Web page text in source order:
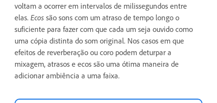
voltam a ocorrer em intervalos de milissegundos entre
elas. Ecos são sons com um atraso de tempo longo o
suficiente para fazer com que cada um seja ouvido como
uma cópia distinta do som original. Nos casos em que
efeitos de reverberação ou coro podem deturpar a
mixagem, atrasos e ecos são uma ótima maneira de
adicionar ambiência a uma faixa.